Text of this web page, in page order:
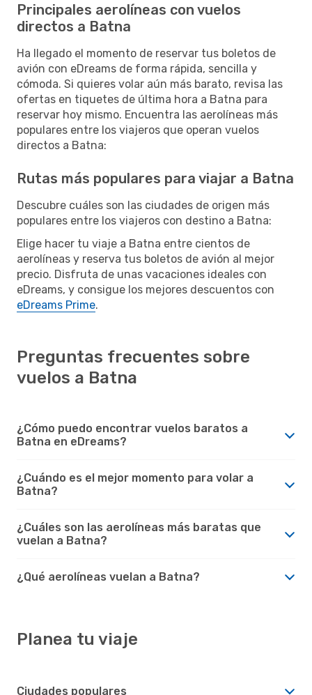
Principales aerolíneas con vuelos
directos a Batna
Ha llegado el momento de reservar tus boletos de
avión con eDreams de forma rápida, sencilla y
cómoda. Si quieres volar aún más barato, revisa las
ofertas en tiquetes de última hora a Batna para
reservar hoy mismo. Encuentra las aerolíneas más
populares entre los viajeros que operan vuelos
directos a Batna:
Rutas más populares para viajar a Batna
Descubre cuáles son las ciudades de origen más
populares entre los viajeros con destino a Batna:
Elige hacer tu viaje a Batna entre cientos de
aerolíneas y reserva tus boletos de avión al mejor
precio. Disfruta de unas vacaciones ideales con
eDreams, y consigue los mejores descuentos con
eDreams Prime.
Preguntas frecuentes sobre
vuelos a Batna
¿Cómo puedo encontrar vuelos baratos a
Batna en eDreams?
¿Cuándo es el mejor momento para volar a
Batna?
¿Cuáles son las aerolíneas más baratas que
vuelan a Batna?
¿Qué aerolíneas vuelan a Batna?
Planea tu viaje
Ciudades populares